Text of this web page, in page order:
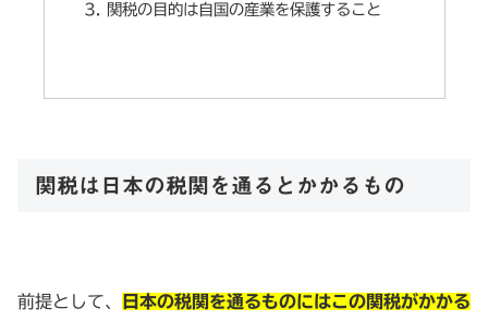
関税の目的は自国の産業を保護すること
関税は日本の税関を通るとかかるもの
前提として、
日本の税関を通るものにはこの関税がかかる